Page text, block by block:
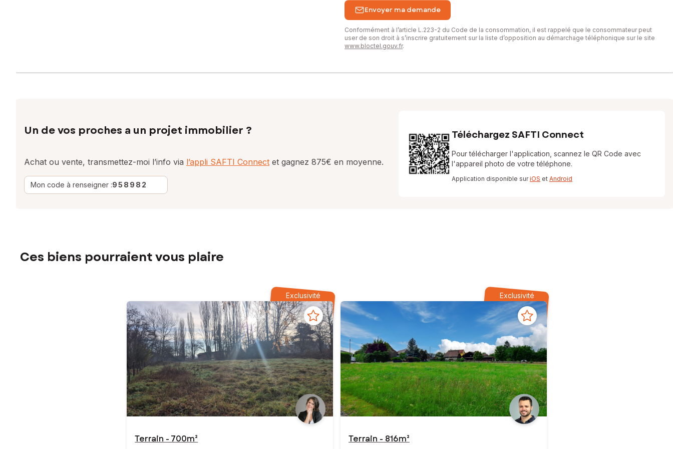
Envoyer ma demande
Conformément à l’article L.223-2 du Code de la consommation, il est rappelé que le consommateur peut
user de son droit à s’inscrire gratuitement sur la liste d’opposition au démarchage téléphonique sur le site
www.bloctel.gouv.fr.
Un de vos proches a un projet immobilier ?
Achat ou vente, transmettez-moi l’info via l’appli SAFTI Connect et gagnez 875€ en moyenne.
Mon code à renseigner :958982
Téléchargez SAFTI Connect
Pour télécharger l'application, scannez le QR Code avec
l'appareil photo de votre téléphone.
Application disponible suriOS et Android
Ces biens pourraient vous plaire
Exclusivité
Terrain - 700m²
Exclusivité
Terrain - 816m²